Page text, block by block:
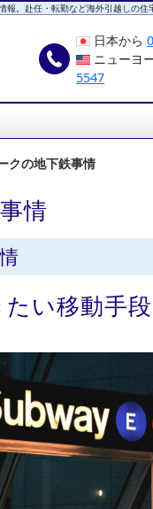
。赴任・転勤など海外引越しの住
日本から
ニューヨ
5547
クの地下鉄事情
情
い移動手